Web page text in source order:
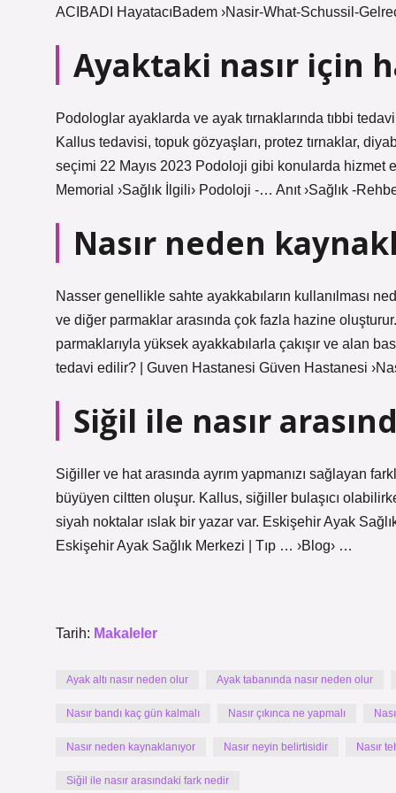
ACIBADI HayatacıBadem ›Nasir-What-Schussil-
Ayaktaki nasır için
Podologlar ayaklarda ve ayak tırnaklarında tıbbi
Kallus tedavisi, topuk gözyaşları, protez tırnaklar,
seçimi 22 Mayıs 2023 Podoloji gibi konularda
Memorial ›Sağlık İlgili› Podoloji -… Anıt ›Sağlık -
Nasır neden
Nasser genellikle sahte ayakkabıların kullanılması
ve diğer parmaklar arasında çok fazla hazine
parmaklarıyla yüksek ayakkabılarla çakışır ve alan
tedavi edilir? | Guven Hastanesi Güven Hastanesi
Siğil ile nasır
Siğiller ve hat arasında ayrım yapmanızı sağlayan
büyüyen ciltten oluşur. Kallus, siğiller bulaşıcı
siyah noktalar ıslak bir yazar var. Eskişehir Ayak
Eskişehir Ayak Sağlık Merkezi | Tıp … ›Blog› …
Tarih: Makaleler
Ayak altı nasır neden olur Ayak tabanında nasır neden olur
Nasır bandı kaç gün kalmalı Nasır çıkınca ne yapmalı
Nasır neden kaynaklanıyor Nasır neyin belirtisidir Nasır
Siğil ile nasır arasındaki fark nedir